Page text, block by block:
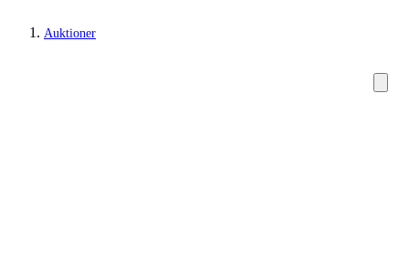
Auktioner